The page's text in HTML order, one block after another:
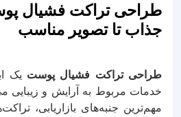
طراحی تراکت فشیال
جذاب تا تصویر مناسب
طراحی تراکت فشیال پوست یک
خدمات مربوط به آرایش و زیبایی
مهم‌ترین جنبه‌های بازاریابی،